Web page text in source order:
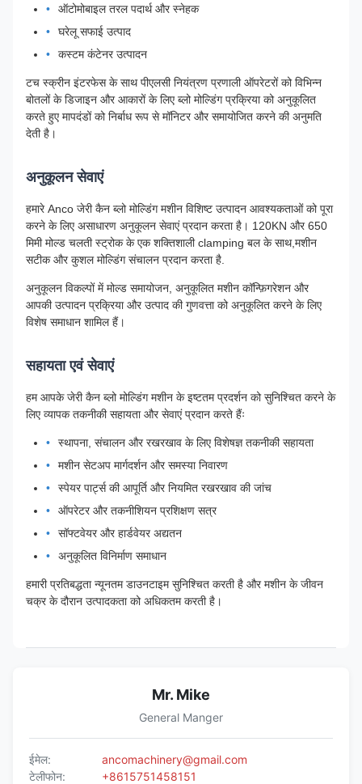
ऑटोमोबाइल तरल पदार्थ और स्नेहक
घरेलू सफाई उत्पाद
कस्टम कंटेनर उत्पादन
टच स्क्रीन इंटरफेस के साथ पीएलसी नियंत्रण प्रणाली ऑपरेटरों को विभिन्न
बोतलों के डिजाइन और आकारों के लिए ब्लो मोल्डिंग प्रक्रिया को अनुकूलित
करते हुए मापदंडों को निर्बाध रूप से मॉनिटर और समायोजित करने की अनुमति
देती है।
अनुकूलन सेवाएं
हमारे Anco जेरी कैन ब्लो मोल्डिंग मशीन विशिष्ट उत्पादन आवश्यकताओं को पूरा
करने के लिए असाधारण अनुकूलन सेवाएं प्रदान करता है। 120KN और 650
मिमी मोल्ड चलती स्ट्रोक के एक शक्तिशाली clamping बल के साथ,मशीन
सटीक और कुशल मोल्डिंग संचालन प्रदान करता है.
अनुकूलन विकल्पों में मोल्ड समायोजन, अनुकूलित मशीन कॉन्फ़िगरेशन और
आपकी उत्पादन प्रक्रिया और उत्पाद की गुणवत्ता को अनुकूलित करने के लिए
विशेष समाधान शामिल हैं।
सहायता एवं सेवाएं
हम आपके जेरी कैन ब्लो मोल्डिंग मशीन के इष्टतम प्रदर्शन को सुनिश्चित करने के
लिए व्यापक तकनीकी सहायता और सेवाएं प्रदान करते हैंः
स्थापना, संचालन और रखरखाव के लिए विशेषज्ञ तकनीकी सहायता
मशीन सेटअप मार्गदर्शन और समस्या निवारण
स्पेयर पार्ट्स की आपूर्ति और नियमित रखरखाव की जांच
ऑपरेटर और तकनीशियन प्रशिक्षण सत्र
सॉफ्टवेयर और हार्डवेयर अद्यतन
अनुकूलित विनिर्माण समाधान
हमारी प्रतिबद्धता न्यूनतम डाउनटाइम सुनिश्चित करती है और मशीन के जीवन
चक्र के दौरान उत्पादकता को अधिकतम करती है।
Mr. Mike
General Manger
ईमेल:
ancomachinery@gmail.com
टेलीफोन:
+8615751458151